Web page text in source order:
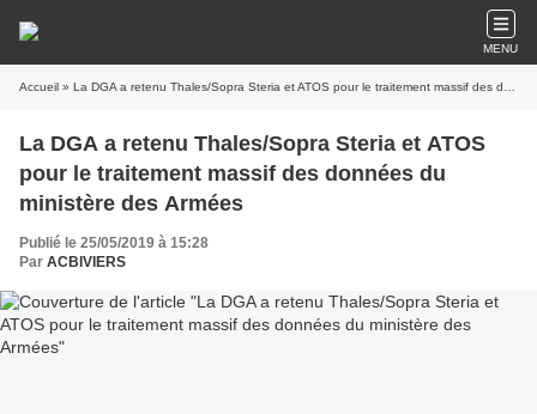
MENU
Accueil » La DGA a retenu Thales/Sopra Steria et ATOS pour le traitement massif des données du ministère des Armées
La DGA a retenu Thales/Sopra Steria et ATOS
pour le traitement massif des données du
ministère des Armées
Publié le 25/05/2019 à 15:28
Par ACBIVIERS